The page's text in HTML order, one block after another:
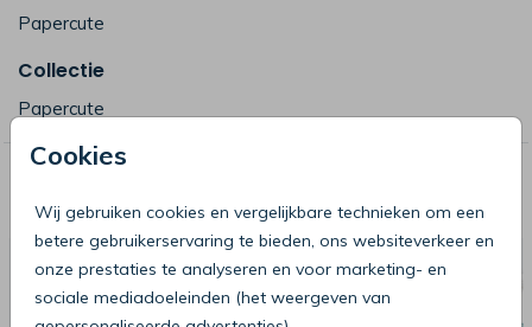
Cookies
Wij gebruiken cookies en vergelijkbare technieken om een
betere gebruikerservaring te bieden, ons websiteverkeer en
onze prestaties te analyseren en voor marketing- en
sociale mediadoeleinden (het weergeven van
Papercute
Collectie
Papercute
voor je